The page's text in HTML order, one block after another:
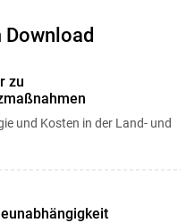
Download
zu
und Kosten in der Land- und